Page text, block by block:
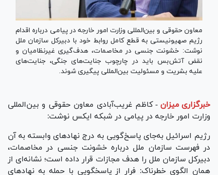
معاون حقوقی و بین‌المللی وزارت امور خارجه در پیامی درباره اقدام
رژیم صهیونیستی به قطع کامل روابط خود با دبیرکل سازمان ملل
نوشت: خشونت جنسی در مخاصمات، هدف‌گیری غیرنظامیان و
نقض آتش‌بس باید در چارچوب جنایت‌های جنگی، جنایت‌های
علیه بشریت و مسئولیت بین‌المللی پیگیری شوند.
خبرگزاری میزان - کاظم غریب‌آبادی معاون حقوقی و بین‌المللی
وزارت امور خارجه در پیامی در شبکه ایکس نوشت:
رژیم اسرائیل به‌جای پاسخ‌گویی به درج نهاد‌های وابسته به آن
در فهرست سازمان ملل درباره خشونت جنسی در مخاصمات،
دبیرکل سازمان ملل را هدف مجازات قرار داده است؛ نشانه‌ای از
همان الگوی خطرناک: فرار از پاسخگویی با حمله به نهاد‌های